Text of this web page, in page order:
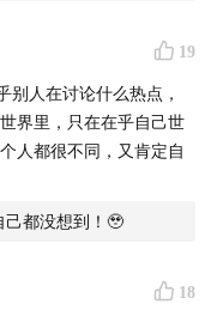
化，主播、听众、
什么吗？
19
人在讨论什么热点，
界里，只在在乎自己世
人都很不同，又肯定自
己都没想到！🥹
18